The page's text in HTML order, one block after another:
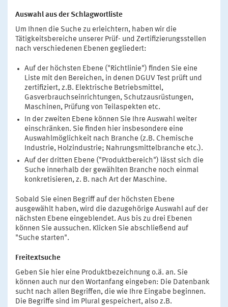
Auswahl aus der Schlagwortliste
Um Ihnen die Suche zu erleichtern, haben wir die
Tätigkeitsbereiche unserer Prüf- und Zertifizierungsstellen
nach verschiedenen Ebenen gegliedert:
Auf der höchsten Ebene ("Richtlinie") finden Sie eine
Liste mit den Bereichen, in denen DGUV Test prüft und
zertifiziert, z.B. Elektrische Betriebsmittel,
Gasverbrauchseinrichtungen, Schutzausrüstungen,
Maschinen, Prüfung von Teilaspekten etc.
In der zweiten Ebene können Sie Ihre Auswahl weiter
einschränken. Sie finden hier insbesondere eine
Auswahlmöglichkeit nach Branche (z.B. Chemische
Industrie, Holzindustrie; Nahrungsmittelbranche etc.).
Auf der dritten Ebene ("Produktbereich") lässt sich die
Suche innerhalb der gewählten Branche noch einmal
konkretisieren, z. B. nach Art der Maschine.
Sobald Sie einen Begriff auf der höchsten Ebene
ausgewählt haben, wird die dazugehörige Auswahl auf der
nächsten Ebene eingeblendet. Aus bis zu drei Ebenen
können Sie aussuchen. Klicken Sie abschließend auf
"Suche starten".
Freitextsuche
Geben Sie hier eine Produktbezeichnung o.ä. an. Sie
können auch nur den Wortanfang eingeben: Die Datenbank
sucht nach allen Begriffen, die wie Ihre Eingabe beginnen.
Die Begriffe sind im Plural gespeichert, also z.B.